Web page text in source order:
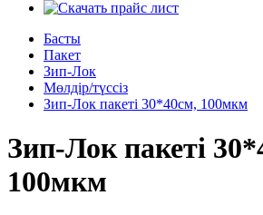
Басты
Пакет
Зип-Лок
Мөлдір/түссіз
Зип-Лок пакеті 30*40см, 100мкм
Зип-Лок пакеті
100мкм